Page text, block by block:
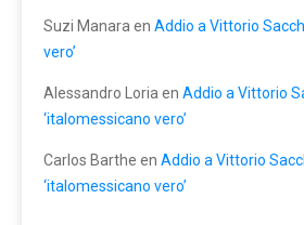
Suzi Manara en Addio a Vittorio
vero’
Alessandro Loria en Addio a Vittorio
‘italomessicano vero’
Carlos Barthe en Addio a Vittorio
‘italomessicano vero’